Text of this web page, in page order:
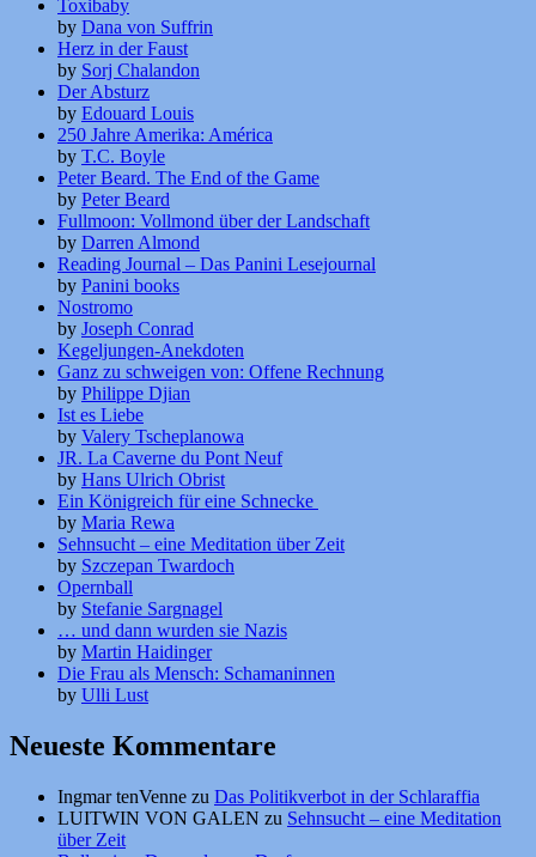
Toxibaby
by Dana von Suffrin
Herz in der Faust
by Sorj Chalandon
Der Absturz
by Edouard Louis
250 Jahre Amerika: América
by T.C. Boyle
Peter Beard. The End of the Game
by Peter Beard
Fullmoon: Vollmond über der Landschaft
by Darren Almond
Reading Journal – Das Panini Lesejournal
by Panini books
Nostromo
by Joseph Conrad
Kegeljungen-Anekdoten
Ganz zu schweigen von: Offene Rechnung
by Philippe Djian
Ist es Liebe
by Valery Tscheplanowa
JR. La Caverne du Pont Neuf
by Hans Ulrich Obrist
Ein Königreich für eine Schnecke
by Maria Rewa
Sehnsucht – eine Meditation über Zeit
by Szczepan Twardoch
Opernball
by Stefanie Sargnagel
… und dann wurden sie Nazis
by Martin Haidinger
Die Frau als Mensch: Schamaninnen
by Ulli Lust
Neueste Kommentare
Ingmar tenVenne zu Das Politikverbot in der Schlaraffia
LUITWIN VON GALEN zu Sehnsucht – eine Meditation
über Zeit